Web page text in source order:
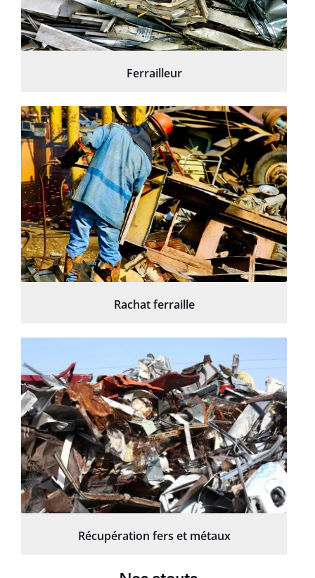
Ferrailleur
Rachat ferraille
Récupération fers et métaux